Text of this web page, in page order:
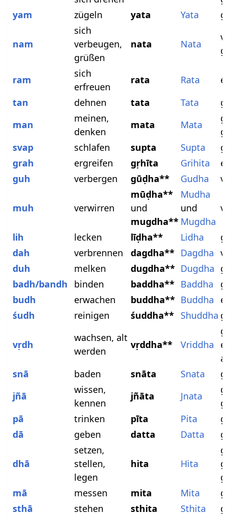
yam
zügeln yata Yata
nam
sich
verbeugen,
grüßen
nata Nata
ram
sich
erfreuen
rata Rata
tan
dehnen tata Tata
man
meinen,
denken
mata Mata
svap
schlafen supta Supta
grah
ergreifen gṛhīta Grihita
guh
verbergen gūḍha** Gudha
muh verwirren
mūḍha**
und
mugdha**
Mudha
und
Mugdha
lih lecken līḍha** Lidha
dah
verbrennen dagdha** Dagdha
duh
melken dugdha** Dugdha
badh/bandh
binden baddha** Baddha
budh
erwachen buddha** Buddha
śudh
reinigen śuddha** Shuddha
vṛdh
wachsen, alt
werden
vṛddha** Vriddha
snā
baden snāta Snata
jñā
wissen,
kennen
jñāta Jnata
pā
trinken pīta Pita
dā
geben datta Datta
dhā
setzen,
stellen,
legen
hita Hita
mā
messen mita Mita
sthā
stehen sthita Sthita